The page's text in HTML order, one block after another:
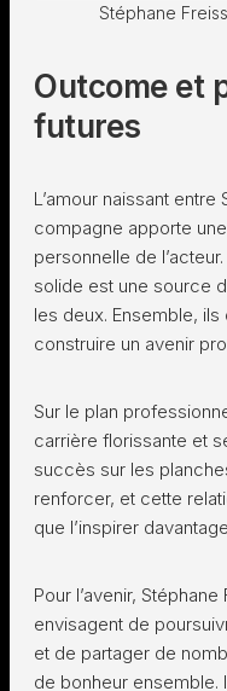
Stéphane
Outcome et
futures
L’amour naissant
compagne apporte
personnelle de
solide est une source
les deux. Ensemble, ils
construire un avenir
Sur le plan
carrière florissante et
succès sur les
renforcer, et cette
que l’inspirer
Pour l’avenir,
envisagent de
et de partager de
de bonheur